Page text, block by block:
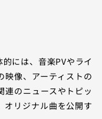
には、音楽PVやライ
映像、アーティストの
連のニュースやトピッ
オリジナル曲を公開す